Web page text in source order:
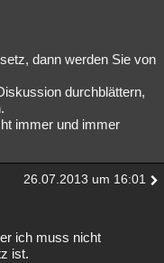
dann werden Sie von
durchblättern,
immer und immer
26.07.2013 um 16:01
ich muss nicht
ist.